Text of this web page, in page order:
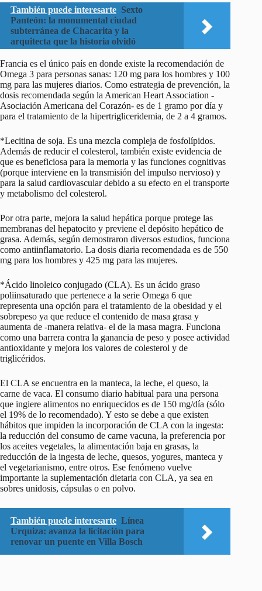
También puede interesarte Sexto
Panteón: la monumental ciudad
subterránea de Chacarita y la
arquitecta que la historia olvidó
Francia es el único país en donde existe la recomendación de
Omega 3 para personas sanas: 120 mg para los hombres y 100
mg para las mujeres diarios. Como estrategia de prevención, la
dosis recomendada según la American Heart Association -
Asociación Americana del Corazón- es de 1 gramo por día y
para el tratamiento de la hipertrigliceridemia, de 2 a 4 gramos.
*Lecitina de soja. Es una mezcla compleja de fosfolípidos.
Además de reducir el colesterol, también existe evidencia de
que es beneficiosa para la memoria y las funciones cognitivas
(porque interviene en la transmisión del impulso nervioso) y
para la salud cardiovascular debido a su efecto en el transporte
y metabolismo del colesterol.
Por otra parte, mejora la salud hepática porque protege las
membranas del hepatocito y previene el depósito hepático de
grasa. Además, según demostraron diversos estudios, funciona
como antiinflamatorio. La dosis diaria recomendada es de 550
mg para los hombres y 425 mg para las mujeres.
*Ácido linoleico conjugado (CLA). Es un ácido graso
poliinsaturado que pertenece a la serie Omega 6 que
representa una opción para el tratamiento de la obesidad y el
sobrepeso ya que reduce el contenido de masa grasa y
aumenta de -manera relativa- el de la masa magra. Funciona
como una barrera contra la ganancia de peso y posee actividad
antioxidante y mejora los valores de colesterol y de
triglicéridos.
El CLA se encuentra en la manteca, la leche, el queso, la
carne de vaca. El consumo diario habitual para una persona
que ingiere alimentos no enriquecidos es de 150 mg/día (sólo
el 19% de lo recomendado). Y esto se debe a que existen
hábitos que impiden la incorporación de CLA con la ingesta:
la reducción del consumo de carne vacuna, la preferencia por
los aceites vegetales, la alimentación baja en grasas, la
reducción de la ingesta de leche, quesos, yogures, manteca y
el vegetarianismo, entre otros. Ese fenómeno vuelve
importante la suplementación dietaria con CLA, ya sea en
sobres unidosis, cápsulas o en polvo.
También puede interesarte Línea
Urquiza: avanza la licitación para
renovar un puente en Villa Bosch